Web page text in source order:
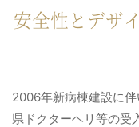
安全性とデザ
2006年新病棟建設に
県ドクターヘリ等の受